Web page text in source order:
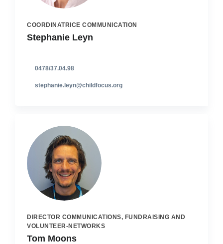
COORDINATRICE COMMUNICATION
Stephanie Leyn
0478/37.04.98
stephanie.leyn@childfocus.org
DIRECTOR COMMUNICATIONS, FUNDRAISING AND
VOLUNTEER-NETWORKS
Tom Moons